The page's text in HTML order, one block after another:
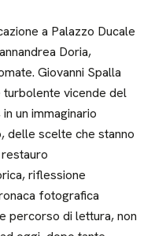
a Palazzo Ducale
Doria,
Giovanni Spalla
turbolente vicende del
un immaginario
delle scelte che stanno
riflessione
fotografica
percorso di lettura, non